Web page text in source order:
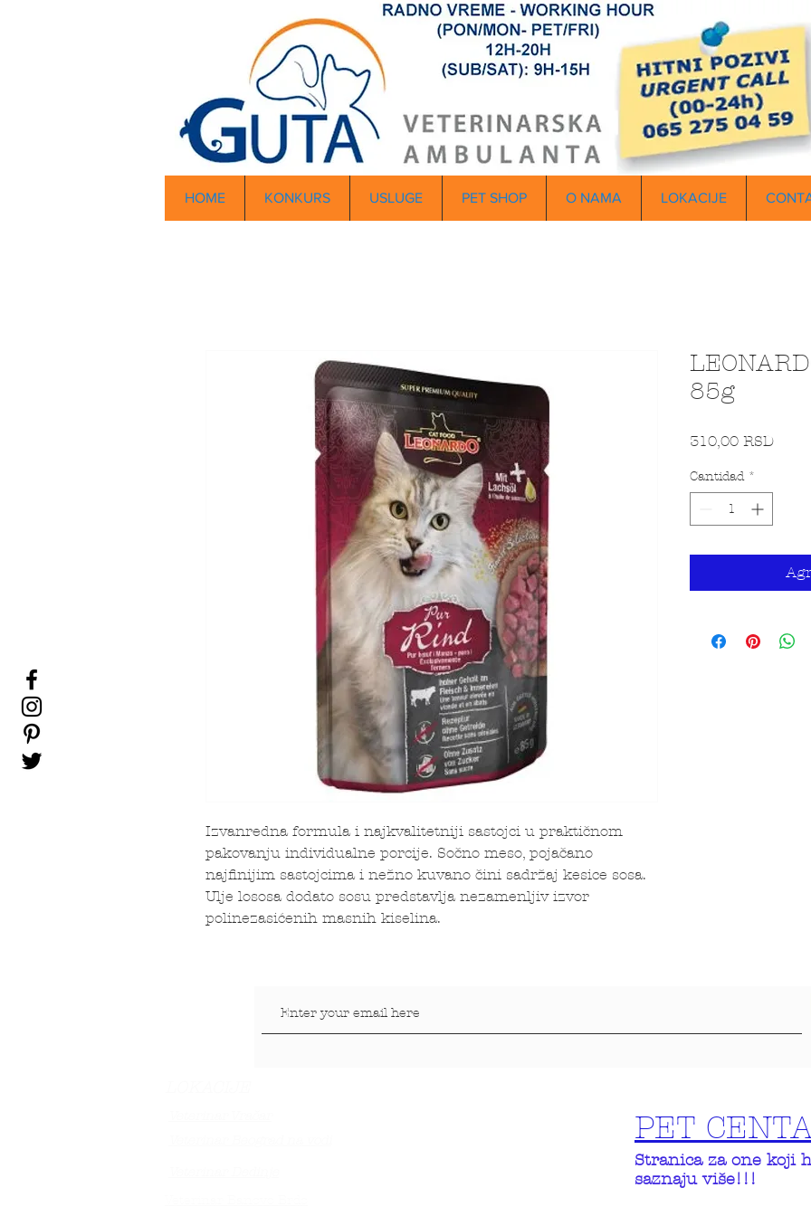
HOME KONKURS USLUGE PET SHOP O NAMA LOKACIJE
Izvanredna formula i najkvalitetniji sastojci u praktičnom
pakovanju individualne porcije. Sočno meso, pojačano
najfinijim sastojcima i nežno kuvano čini sadržaj kesice sosa.
Ulje lososa dodato sosu predstavlja nezamenljiv izvor
polinezasićenih masnih kiselina.
85g
310,00 RSDPrecio
Cantidad *
PET
Stranica za one koji
saznaju više!!!